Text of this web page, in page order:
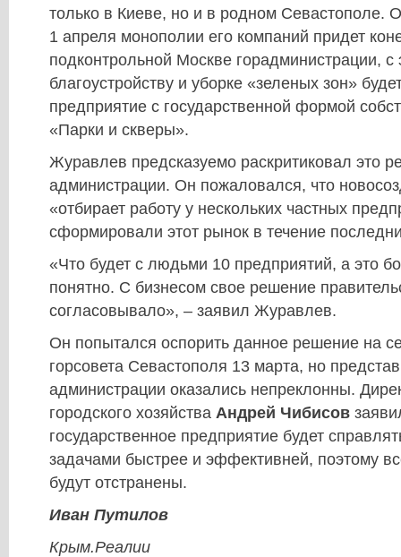
только в Киеве, но и в родном Севастополе.
1 апреля монополии его компаний придет
подконтрольной Москве горадминистрации, с
благоустройству и уборке «зеленых зон»
предприятие с государственной формой
«Парки и скверы».
Журавлев предсказуемо раскритиковал это
администрации. Он пожаловался, что
«отбирает работу у нескольких частных
сформировали этот рынок в течение
«Что будет с людьми 10 предприятий, а это
понятно. С бизнесом свое решение
согласовывало», – заявил Журавлев.
Он попытался оспорить данное решение на
горсовета Севастополя 13 марта, но
администрации оказались непреклонны.
городского хозяйства Андрей Чибисов
государственное предприятие будет
задачами быстрее и эффективней, поэтому
будут отстранены.
Иван Путилов
Крым.Реалии